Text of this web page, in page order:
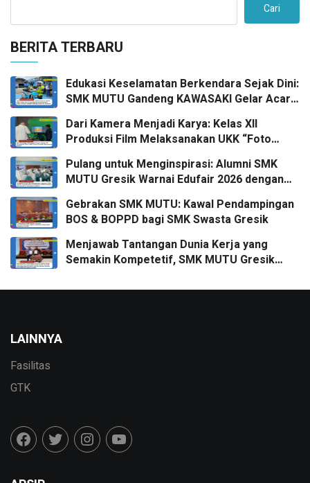
Cari
BERITA TERBARU
Edukasi Keselamatan Berkendara Sejak Dini:
SMK MUTU Gandeng KAWASAKI Gelar Acara
Dari Kamera Menjadi Karya: Kelas XII
Produksi Film Melaksanakan UKK “Foto
Pulang untuk Menginspirasi: Alumni SMK
MUTU Gresik Warnai Edufair 2026 dengan
Gebrakan SMK MUTU: Kawal Pendampingan
BOS & BOPPD bagi SMK Swasta Gresik
Menjawab Tantangan Dunia Kerja yang
Semakin Kompetetif, SMK MUTU Gresik
Penandatanganan MoU
LAINNYA
Fasilitas
GTK